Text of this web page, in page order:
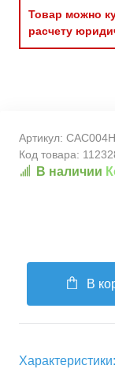
Товар можно
расчету
Артикул:
Код товара:
В наличии
В
Характеристики: